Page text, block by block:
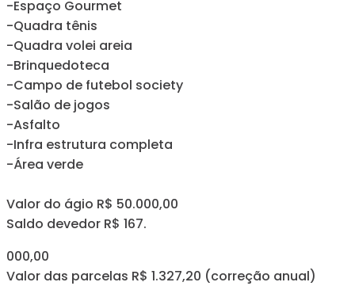
-Espaço Gourmet
-Quadra tênis
-Quadra volei areia
-Brinquedoteca
-Campo de futebol society
-Salão de jogos
-Asfalto
-Infra estrutura completa
-Área verde
Valor do ágio R$ 50.000,00
Saldo devedor R$ 167.
000,00
Valor das parcelas R$ 1.327,20 (correção anual)